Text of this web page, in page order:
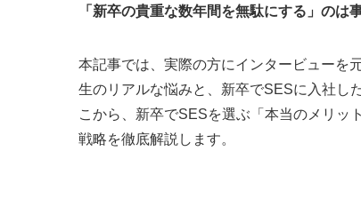
「新卒の貴重な数年間を無駄にする」のは
本記事では、実際の方にインタービューを
生のリアルな悩みと、新卒でSESに入社し
こから、新卒でSESを選ぶ「本当のメリッ
戦略を徹底解説します。